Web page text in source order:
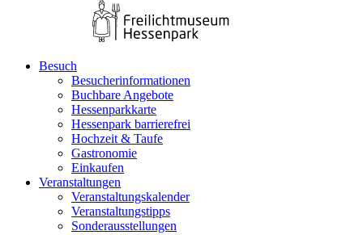
Besuch
Besucherinformationen
Buchbare Angebote
Hessenparkkarte
Hessenpark barrierefrei
Hochzeit & Taufe
Gastronomie
Einkaufen
Veranstaltungen
Veranstaltungskalender
Veranstaltungstipps
Sonderausstellungen